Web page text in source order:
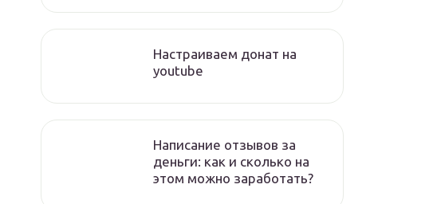
Настраиваем донат на
youtube
Написание отзывов за
деньги: как и сколько на
этом можно заработать?